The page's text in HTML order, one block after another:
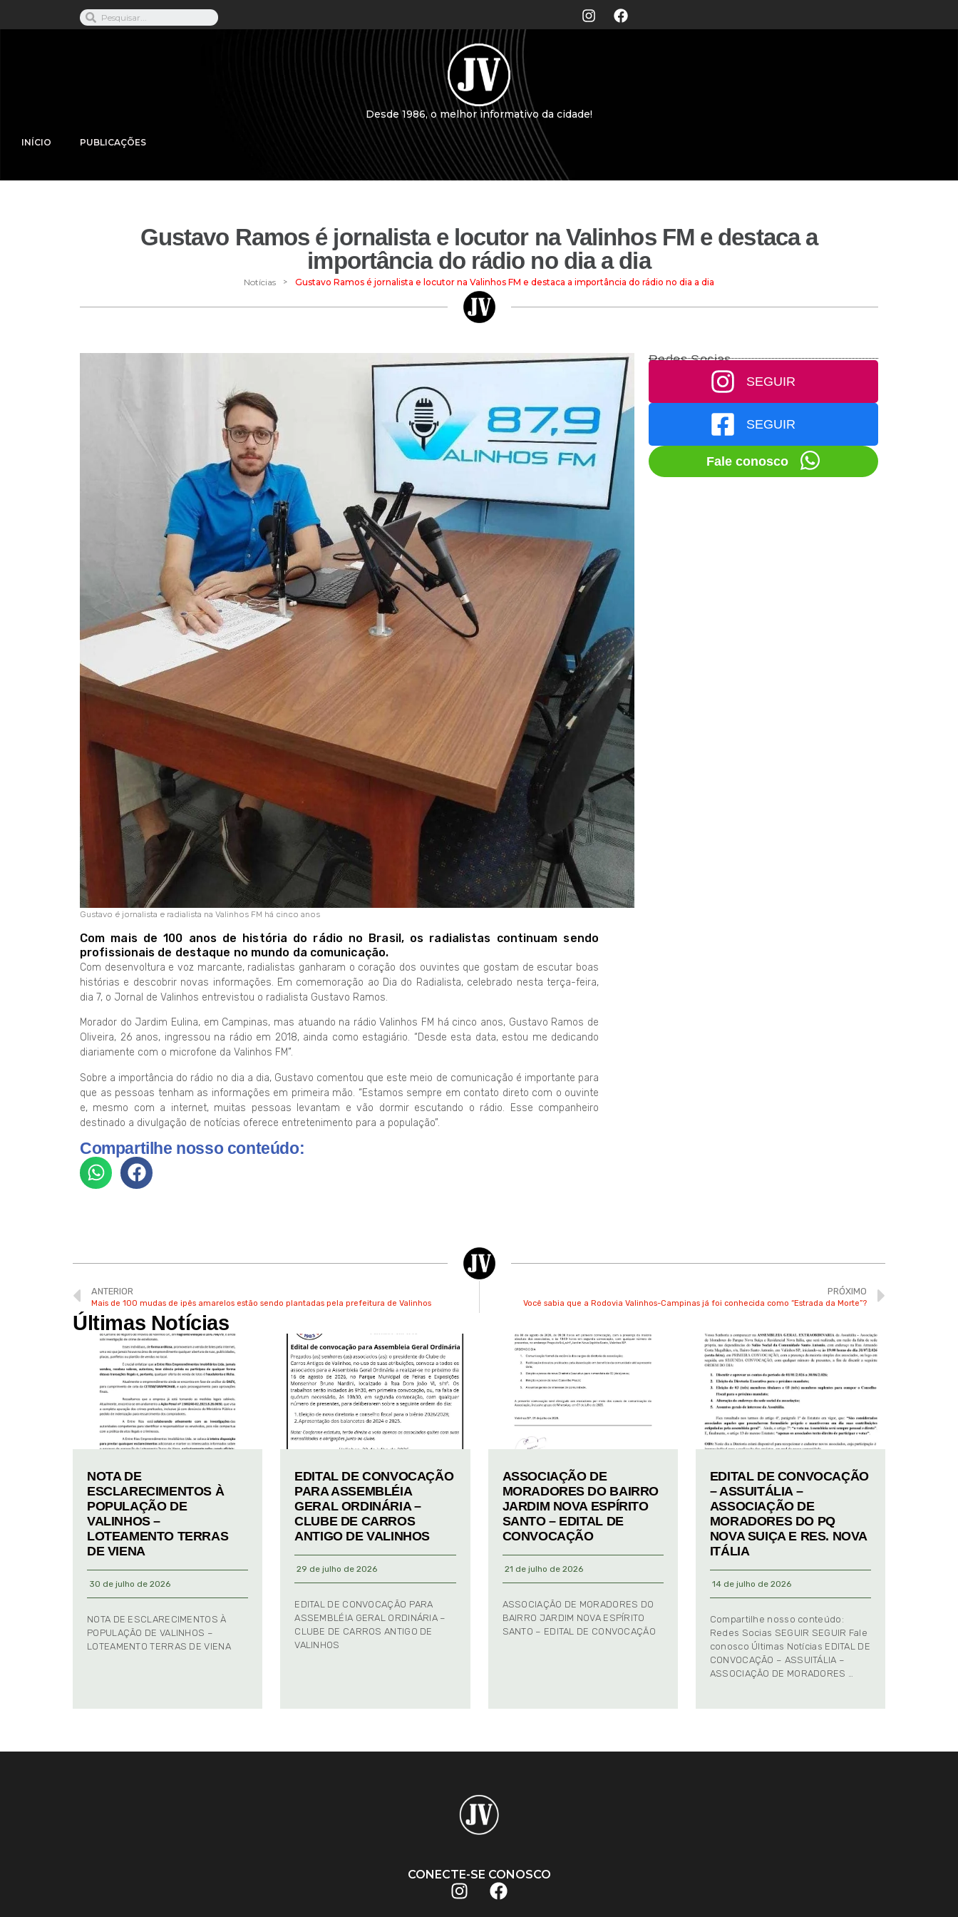
Desde 1986, o melhor informativo da cidade!
INÍCIO PUBLICAÇÕES
Gustavo Ramos é jornalista e locutor na Valinhos FM e destaca a
importância do rádio no dia a dia
Notícias > Gustavo Ramos é jornalista e locutor na Valinhos FM e destaca a importância do rádio no dia a dia
Gustavo é jornalista e radialista na Valinhos FM há cinco anos
Com mais de 100 anos de história do rádio no Brasil, os radialistas continuam sendo
profissionais de destaque no mundo da comunicação.
Com desenvoltura e voz marcante, radialistas ganharam o coração dos ouvintes que gostam de escutar boas
histórias e descobrir novas informações. Em comemoração ao Dia do Radialista, celebrado nesta terça-feira,
dia 7, o Jornal de Valinhos entrevistou o radialista Gustavo Ramos.
Morador do Jardim Eulina, em Campinas, mas atuando na rádio Valinhos FM há cinco anos, Gustavo Ramos de
Oliveira, 26 anos, ingressou na rádio em 2018, ainda como estagiário. “Desde esta data, estou me dedicando
diariamente com o microfone da Valinhos FM”.
Sobre a importância do rádio no dia a dia, Gustavo comentou que este meio de comunicação é importante para
que as pessoas tenham as informações em primeira mão. “Estamos sempre em contato direto com o ouvinte
e, mesmo com a internet, muitas pessoas levantam e vão dormir escutando o rádio. Esse companheiro
destinado a divulgação de notícias oferece entretenimento para a população”.
Compartilhe nosso conteúdo:
Redes Socias
SEGUIR
SEGUIR
Fale conosco
ANTERIOR
Mais de 100 mudas de ipês amarelos estão sendo plantadas pela prefeitura de Valinhos
PRÓXIMO
Você sabia que a Rodovia Valinhos-Campinas já foi conhecida como “Estrada da Morte”?
Últimas Notícias
NOTA DE
ESCLARECIMENTOS À
POPULAÇÃO DE
VALINHOS –
LOTEAMENTO TERRAS
DE VIENA
30 de julho de 2026
NOTA DE ESCLARECIMENTOS À
POPULAÇÃO DE VALINHOS –
LOTEAMENTO TERRAS DE VIENA
EDITAL DE CONVOCAÇÃO
PARA ASSEMBLÉIA
GERAL ORDINÁRIA –
CLUBE DE CARROS
ANTIGO DE VALINHOS
29 de julho de 2026
EDITAL DE CONVOCAÇÃO PARA
ASSEMBLÉIA GERAL ORDINÁRIA –
CLUBE DE CARROS ANTIGO DE
VALINHOS
ASSOCIAÇÃO DE
MORADORES DO BAIRRO
JARDIM NOVA ESPÍRITO
SANTO – EDITAL DE
CONVOCAÇÃO
21 de julho de 2026
ASSOCIAÇÃO DE MORADORES DO
BAIRRO JARDIM NOVA ESPÍRITO
SANTO – EDITAL DE CONVOCAÇÃO
EDITAL DE CONVOCAÇÃO
– ASSUITÁLIA –
ASSOCIAÇÃO DE
MORADORES DO PQ
NOVA SUIÇA E RES. NOVA
ITÁLIA
14 de julho de 2026
Compartilhe nosso conteúdo:
Redes Socias SEGUIR SEGUIR Fale
conosco Últimas Notícias EDITAL DE
CONVOCAÇÃO – ASSUITÁLIA –
ASSOCIAÇÃO DE MORADORES …
CONECTE-SE CONOSCO